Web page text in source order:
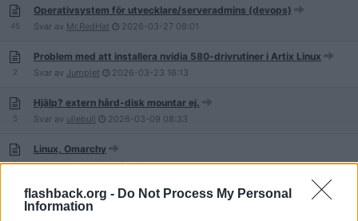
flashback.org - Do Not Process My Personal
Information
45
Operativsystem för utvecklare/serveradmins (devops)
Svar av Mr.RedHat 2026-03-27 08:01
2
Problem med att installera nvidia 580-drivrutiner i Artix Linux
Svar av Jumpjet 2026-03-23 16:13
5
Hjälp? extern hård-disk mountar ej.
Svar av ullebull 2026-03-09 08:33
2
Linux, Omarchy
Svar avovikspojken 2026-03-0515:52
Os/mjukvara för virtualisering?
Svar avJumpjet